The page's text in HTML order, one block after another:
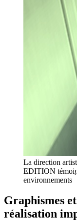
La direction
EDITION
environnements
Graphismes
réalisation